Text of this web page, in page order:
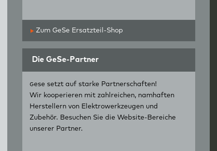
Zum GeSe Ersatzteil-Shop
Die GeSe-Partner
gese setzt auf starke Partnerschaften!
Wir kooperieren mit zahlreichen, namhaften
Herstellern von Elektrowerkzeugen und
Zubehör. Besuchen Sie die Website-Bereiche
unserer Partner.